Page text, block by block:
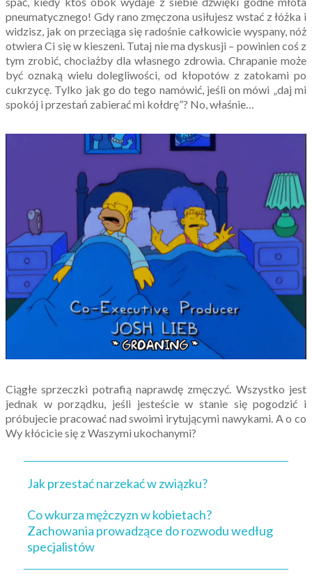
pneumatycznego! Gdy rano zmęczona usiłujesz wstać z łóżka i
widzisz, jak on przeciąga się radośnie całkowicie wyspany, nóż
otwiera Ci się w kieszeni. Tutaj nie ma dyskusji – powinien coś z
tym zrobić, chociażby dla własnego zdrowia. Chrapanie może
być oznaką wielu dolegliwości, od kłopotów z zatokami po
cukrzycę. Tylko jak go do tego namówić, jeśli on mówi „daj mi
spokój i przestań zabierać mi kołdrę”? No, właśnie…
Ciągłe sprzeczki potrafią naprawdę zmęczyć. Wszystko jest
jednak w porządku, jeśli jesteście w stanie się pogodzić i
próbujecie pracować nad swoimi irytującymi nawykami. A o co
Wy kłócicie się z Waszymi ukochanymi?
Jak przestać narzekać w związku?
Co wkurza mężczyzn w kobietach?
Zachowania prowadzące do rozwodu według
specjalistów